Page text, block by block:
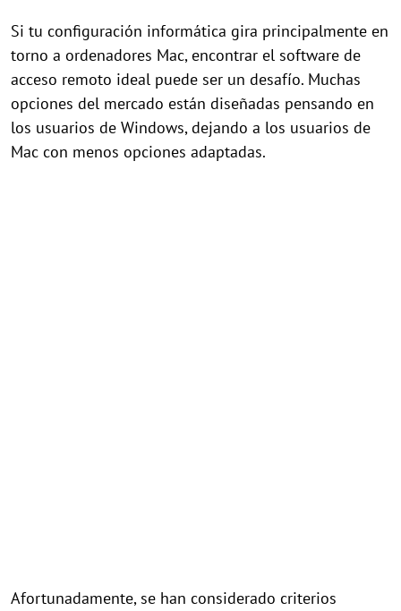
Si tu configuración informática gira principalmente en
torno a ordenadores Mac, encontrar el software de
acceso remoto ideal puede ser un desafío. Muchas
opciones del mercado están diseñadas pensando en
los usuarios de Windows, dejando a los usuarios de
Mac con menos opciones adaptadas.
Afortunadamente, se han considerado criterios